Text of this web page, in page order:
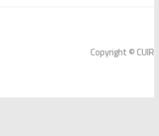
Copyright ©